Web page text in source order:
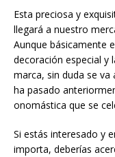
Esta preciosa y
llegará a nuestro
Aunque básicamente
decoración especial y
marca, sin duda se
ha pasado
onomástica que se
Si estás interesado y
importa, deberías